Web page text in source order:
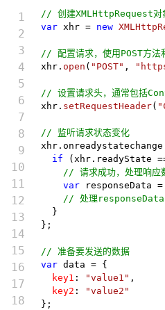
1
2
3
4
5
6
7
8
9
10
11
12
13
14
15
16
17
18
// 创建XMLHttpRequest对
var xhr = new
// 配置请求，使用POST方法
xhr. open ( "POST" ,
// 设置请求头，通常包括
xhr. setRequestHeader(
// 监听请求状态变化
xhr. onreadystatechange
if (xhr. readyState
// 请求成功，处理响应
var responseData
// 处理responseData
  }
};
// 准备要发送的数据
var data = {
key1 : "value1" ,
key2 :
"value2"
};